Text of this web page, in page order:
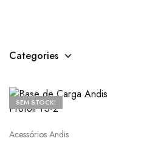
Categories
SEM STOCK!
Acessórios Andis